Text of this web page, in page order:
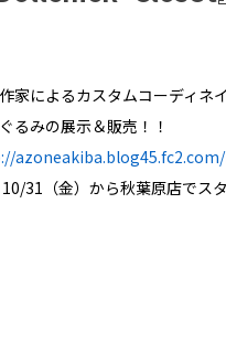
家によるカスタムコーディネ
るみの展示＆販売！！
31（金）から秋葉原店でス